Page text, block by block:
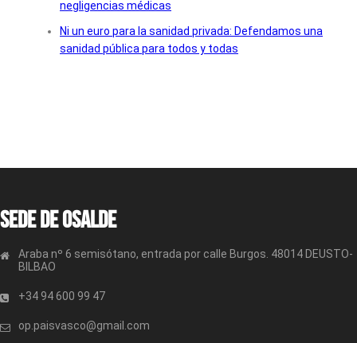
negligencias médicas
Ni un euro para la sanidad privada: Defendamos una
sanidad pública para todos y todas
Sede de OSALDE
Araba nº 6 semisótano, entrada por calle Burgos. 48014 DEUSTO-
BILBAO
+34 94 600 99 47
op.paisvasco@gmail.com